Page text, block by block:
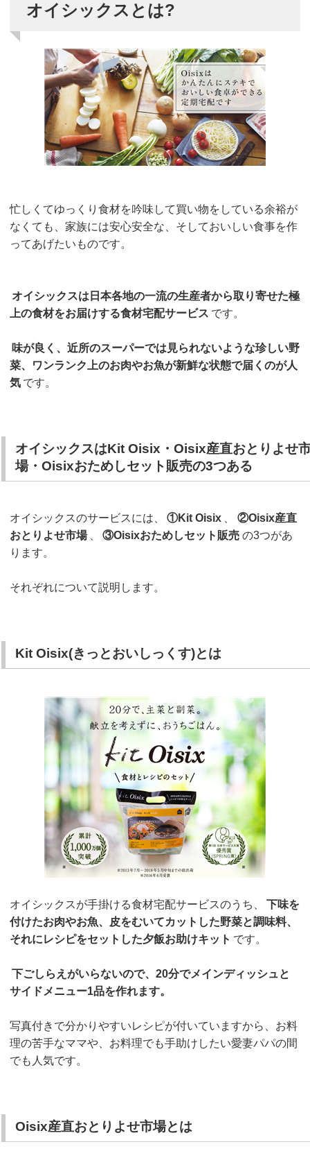
オイシックスとは?
忙しくてゆっくり食材を吟味して買い物をしている余裕が
なくても、家族には安心安全な、そしておいしい食事を作
ってあげたいものです。
オイシックスは日本各地の一流の生産者から取り寄せた極
上の食材をお届けする食材宅配サービス です。
味が良く、近所のスーパーでは見られないような珍しい野
菜、ワンランク上のお肉やお魚が新鮮な状態で届くのが人
気 です。
オイシックスはKit Oisix・Oisix産直おとりよせ
場・Oisixおためしセット販売の3つある
オイシックスのサービスには、 ①Kit Oisix
②Oisix産直
おとりよせ市場
③Oisixおためしセット販売 の3つがあ
ります。
それぞれについて説明します。
Kit Oisix(きっとおいしっくす)とは
オイシックスが手掛ける食材宅配サービスのうち、
下味を
付けたお肉やお魚、皮をむいてカットした野菜と調味料、
それにレシピをセットした夕飯お助けキット です。
下ごしらえがいらないので、20分でメインディッシュと
サイドメニュー1品を作れます。
写真付きで分かりやすいレシピが付いていますから、お料
理の苦手なママや、お料理でも手助けしたい愛妻パパの間
でも人気です。
Oisix産直おとりよせ市場とは